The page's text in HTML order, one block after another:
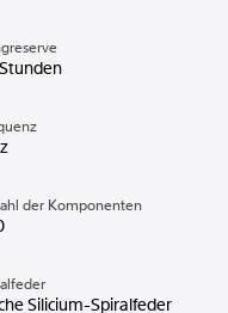
der Komponenten
Silicium-Spiralfeder